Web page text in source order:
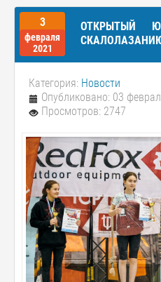
3
февраля
2021
ОТКРЫТЫЙ
Категория: Новости
Опубликовано: 03
Просмотров: 2747